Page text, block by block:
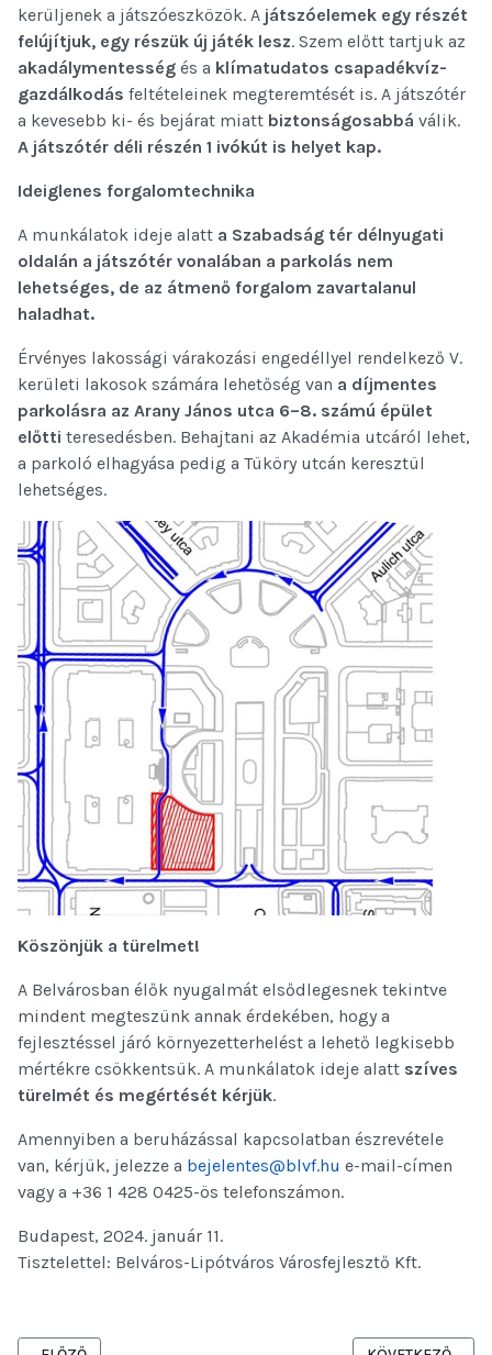
kerüljenek a játszóeszközök. A játszóelemek egy részét
felújítjuk, egy részük új játék lesz. Szem előtt tartjuk az
akadálymentesség és a klímatudatos csapadékvíz-
gazdálkodás feltételeinek megteremtését is. A játszótér
a kevesebb ki- és bejárat miatt biztonságosabbá válik.
A játszótér déli részén 1 ivókút is helyet kap.
Ideiglenes forgalomtechnika
A munkálatok ideje alatt a Szabadság tér délnyugati
oldalán a játszótér vonalában a parkolás nem
lehetséges, de az átmenő forgalom zavartalanul
haladhat.
Érvényes lakossági várakozási engedéllyel rendelkező V.
kerületi lakosok számára lehetőség van a díjmentes
parkolásra az Arany János utca 6–8. számú épület
előtti teresedésben. Behajtani az Akadémia utcáról lehet,
a parkoló elhagyása pedig a Tüköry utcán keresztül
lehetséges.
Köszönjük a türelmet!
A Belvárosban élők nyugalmát elsődlegesnek tekintve
mindent megteszünk annak érdekében, hogy a
fejlesztéssel járó környezetterhelést a lehető legkisebb
mértékre csökkentsük. A munkálatok ideje alatt szíves
türelmét és megértését kérjük.
Amennyiben a beruházással kapcsolatban észrevétele
van, kérjük, jelezze a bejelentes@blvf.hu e-mail-címen
vagy a +36 1 428 0425-ös telefonszámon.
Budapest, 2024. január 11.
Tisztelettel: Belváros-Lipótváros Városfejlesztő Kft.